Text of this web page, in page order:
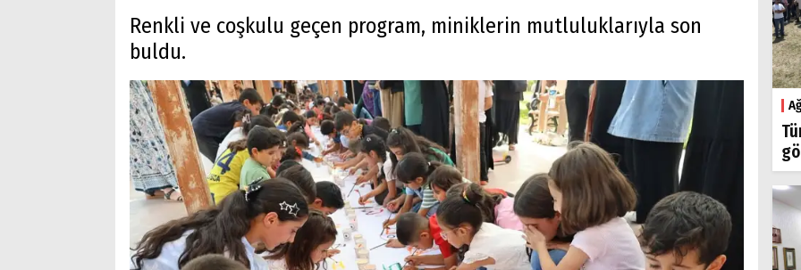
Renkli ve coşkulu geçen program, miniklerin mutluluklarıyla son
buldu.